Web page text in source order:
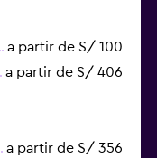
a partir de S/ 100
a partir de S/ 406
a partir de S/ 356